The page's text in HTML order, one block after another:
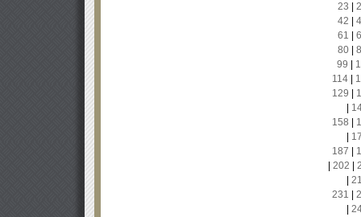
23
42
61
80|
99
114|
129
158
187
202
231